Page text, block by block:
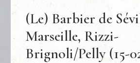
(Le) Barbier de
Marseille, Rizzi-
Brignoli/Pelly (15-